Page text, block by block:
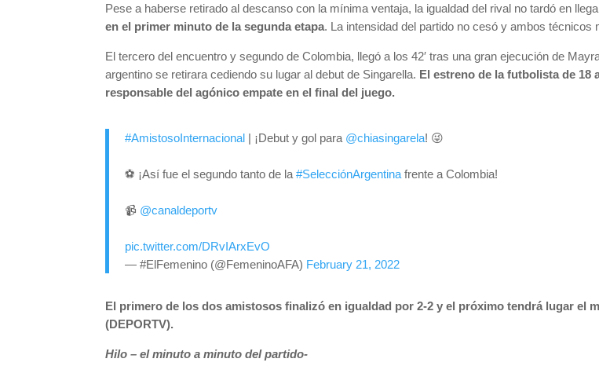
Pese a haberse retirado al descanso con la mínima ventaja, la igualdad del rival no tardó en
en el primer minuto de la segunda etapa. La intensidad del partido no cesó y ambos
El tercero del encuentro y segundo de Colombia, llegó a los 42′ tras una gran ejecución de
argentino se retirara cediendo su lugar al debut de Singarella. El estreno de la futbolista de 18
responsable del agónico empate en el final del juego.
#AmistosoInternacional | ¡Debut y gol para @chiasingarela! 😜
⚽️ ¡Así fue el segundo tanto de la#SelecciónArgentina frente a Colombia!
📹 @canaldeportv
pic.twitter.com/DRvIArxEvO
— #ElFemenino (@FemeninoAFA) February 21, 2022
El primero de los dos amistosos finalizó en igualdad por 2-2 y el próximo tendrá lugar el
(DEPORTV).
Hilo – el minuto a minuto del partido-